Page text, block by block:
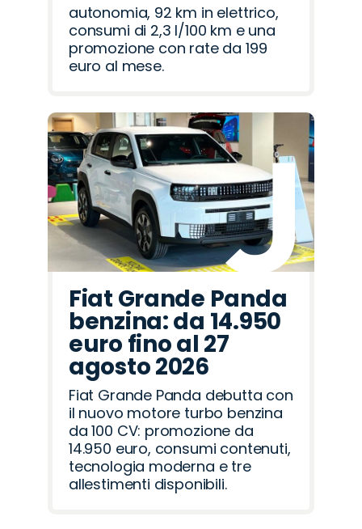
autonomia, 92 km in elettrico,
consumi di 2,3 l/100 km e una
promozione con rate da 199
euro al mese.
Fiat Grande Panda
benzina: da 14.950
euro fino al 27
agosto 2026
Fiat Grande Panda debutta con
il nuovo motore turbo benzina
da 100 CV: promozione da
14.950 euro, consumi contenuti,
tecnologia moderna e tre
allestimenti disponibili.